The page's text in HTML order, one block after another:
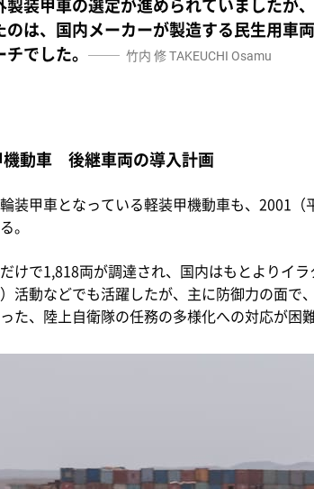
は、国内メーカーが製造する民生用車
でした。
竹内 修TAKEUCHI Osamu
機動車 後継車両の導入計画
装甲車となっている軽装甲機動車も、2001（
。
けで1,818両が調達され、国内はもとよりイ
活動などでも活躍したが、主に防御力の面で
た、陸上自衛隊の任務の多様化への対応が困